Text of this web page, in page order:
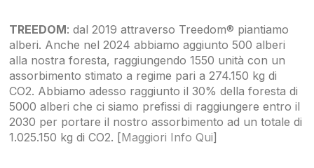
TREEDOM: dal 2019 attraverso Treedom® piantiamo
alberi. Anche nel 2024 abbiamo aggiunto 500 alberi
alla nostra foresta, raggiungendo 1550 unità con un
assorbimento stimato a regime pari a 274.150 kg di
CO2. Abbiamo adesso raggiunto il 30% della foresta di
5000 alberi che ci siamo prefissi di raggiungere entro il
2030 per portare il nostro assorbimento ad un totale di
1.025.150 kg di CO2. [Maggiori Info Qui]